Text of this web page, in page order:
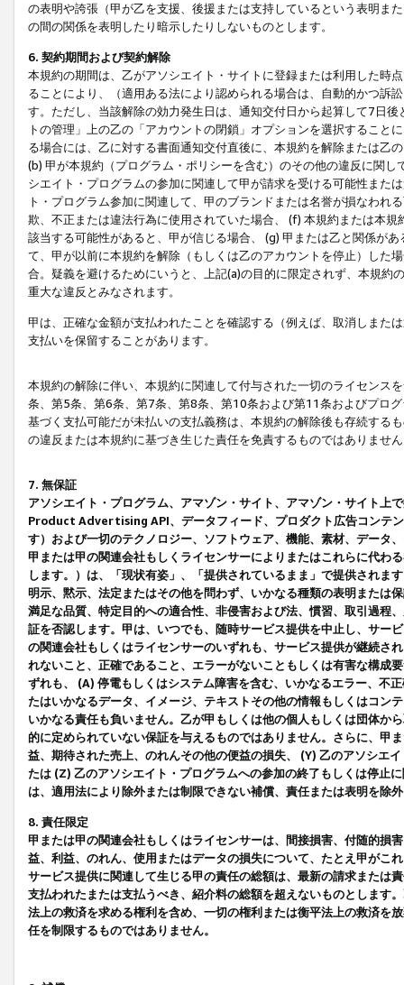
の表明や誇張（甲が乙を支援、後援または支持しているという表明ま
の間の関係を表明したり暗示したりしないものとします。
6. 契約期間および契約解除
本規約の期間は、乙がアソシエイト・サイトに登録または利用した時
ることにより、（適用ある法により認められる場合は、自動的かつ訴
す。ただし、当該解除の効力発生日は、通知交付日から起算して7日
トの管理」上の乙の「アカウントの閉鎖」オプションを選択するこ
る場合には、乙に対する書面通知交付直後に、本規約を解除または乙
(b) 甲が本規約（プログラム・ポリシーを含む）のその他の違反に関
シエイト・プログラムの参加に関連して甲が請求を受ける可能性また
ト・プログラム参加に関連して、甲のブランドまたは名誉が損なわれ
欺、不正または違法行為に使用されていた場合、 (f) 本規約または本
該当する可能性があると、甲が信じる場合、 (g) 甲または乙と関係が
て、甲が以前に本規約を解除（もしくは乙のアカウントを停止）した
合。疑義を避けるためにいうと、上記(a)の目的に限定されず、本規
重大な違反とみなされます。
甲は、正確な金額が支払われたことを確認する（例えば、取消しまた
支払いを保留することがあります。
本規約の解除に伴い、本規約に関連して付与された一切のライセンス
条、第5条、第6条、第7条、第8条、第10条および第11条およびプロ
基づく支払可能だが未払いの支払義務は、本規約の解除後も存続する
の違反または本規約に基づき生じた責任を免責するものではありませ
7. 無保証
アソシエイト・プログラム、アマゾン・サイト、アマゾン・サイト上
Product Advertising API、データフィード、プロダクト広告コンテ
す）および一切のテクノロジー、ソフトウェア、機能、素材、データ
甲または甲の関連会社もしくライセンサーによりまたはこれらに代わ
します。）は、「現状有姿」、「提供されているまま」で提供されま
明示、黙示、法定またはその他を問わず、いかなる種類の表明または
満足な品質、特定目的への適合性、非侵害および法、慣習、取引過程
証を否認します。甲は、いつでも、随時サービス提供を中止し、サー
の関連会社もしくはライセンサーのいずれも、サービス提供が継続さ
れないこと、正確であること、エラーがないこともしくは有害な構成
ずれも、 (A) 停電もしくはシステム障害を含む、いかなるエラー、不
たはいかなるデータ、イメージ、テキストその他の情報もしくはコン
いかなる責任も負いません。乙が甲もしくは他の個人もしくは団体か
的に定められていない保証を与えるものではありません。さらに、甲
益、期待された売上、のれんその他の便益の損失、 (Y) 乙のアソシエ
たは (Z) 乙のアソシエイト・プログラムへの参加の終了もしくは停止
は、適用法により除外または制限できない補償、責任または表明を除
8. 責任限定
甲または甲の関連会社もしくはライセンサーは、間接損害、付随的損
益、利益、のれん、使用またはデータの損失について、たとえ甲がこ
サービス提供に関連して生じる甲の責任の総額は、最新の請求または
支払われたまたは支払うべき、紹介料の総額を超えないものとします
法上の救済を求める権利を含め、一切の権利または衡平法上の救済を
任を制限するものではありません。